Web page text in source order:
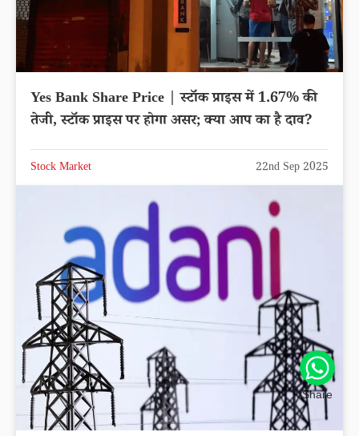
Yes Bank Share Price | स्टॉक प्राइस में 1.67% की
तेजी, स्टॉक प्राइस पर होगा असर; क्या आप का है दाव?
Stock Market 22nd Sep 2025
Share